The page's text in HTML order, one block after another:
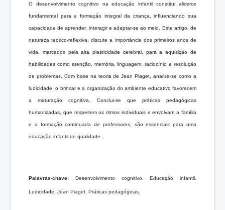
O desenvolvimento cognitivo na educação infantil constitui alicerce
fundamental para a formação integral da criança, influenciando sua
capacidade de aprender, interagir e adaptar-se ao meio. Este artigo, de
natureza teórico-reflexiva, discute a importância dos primeiros anos de
vida, marcados pela alta plasticidade cerebral, para a aquisição de
habilidades como atenção, memória, linguagem, raciocínio e resolução
de problemas. Com base na teoria de Jean Piaget, analisa-se como a
ludicidade, o brincar e a organização do ambiente educativo favorecem
a maturação cognitiva. Conclui-se que práticas pedagógicas
humanizadas, que respeitem os ritmos individuais e envolvam a família
e a formação continuada de professores, são essenciais para uma
educação infantil de qualidade.
Palavras-chave: Desenvolvimento cognitivo. Educação infantil.
Ludicidade. Jean Piaget. Práticas pedagógicas.